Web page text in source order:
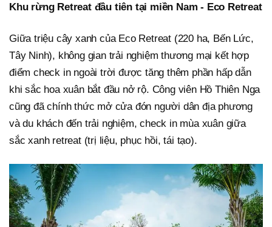
Khu rừng Retreat đầu tiên tại miền Nam - Eco Retreat
Giữa triệu cây xanh của Eco Retreat (220 ha, Bến Lức,
Tây Ninh), không gian trải nghiệm thương mại kết hợp
điểm check in ngoài trời được tăng thêm phần hấp dẫn
khi sắc hoa xuân bắt đầu nở rộ. Công viên Hồ Thiên Nga
cũng đã chính thức mở cửa đón người dân địa phương
và du khách đến trải nghiệm, check in mùa xuân giữa
sắc xanh retreat (trị liệu, phục hồi, tái tạo).